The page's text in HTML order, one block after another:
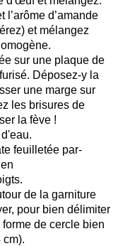
l’arôme d’amande
et mélangez
sur une plaque de
Déposez-y la
une marge sur
les brisures de
la fève !
feuilletée par-
de la garniture
pour bien délimiter
de cercle bien
cm).